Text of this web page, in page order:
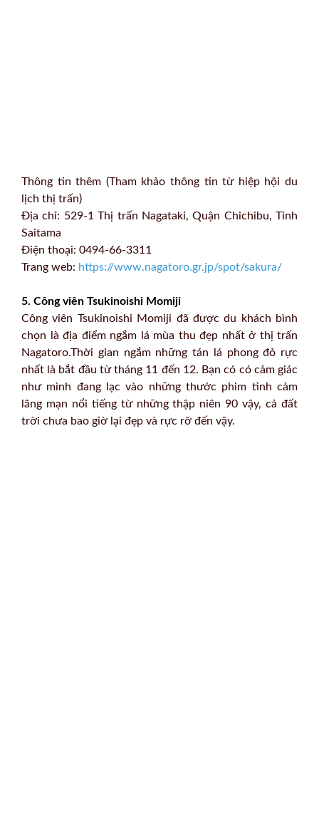
Thông tin thêm (Tham khảo thông tin từ hiệp hội du
lịch thị trấn)
Địa chỉ: 529-1 Thị trấn Nagataki, Quận Chichibu, Tỉnh
Saitama
Điện thoại: 0494-66-3311
Trang web: https://www.nagatoro.gr.jp/spot/sakura/
5. Công viên Tsukinoishi Momiji
Công viên Tsukinoishi Momiji đã được du khách bình
chọn là địa điểm ngắm lá mùa thu đẹp nhất ở thị trấn
Nagatoro.Thời gian ngắm những tán lá phong đỏ rực
nhất là bắt đầu từ tháng 11 đến 12. Bạn có có cảm giác
như mình đang lạc vào những thước phim tình cảm
lãng mạn nổi tiếng từ những thập niên 90 vậy, cả đất
trời chưa bao giờ lại đẹp và rực rỡ đến vậy.